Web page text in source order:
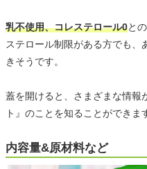
乳不使用、コレステロール0と
ステロール制限がある方でも
きそうです。
蓋を開けると、さまざまな情報
ト』のことを知ることができま
内容量&原材料など